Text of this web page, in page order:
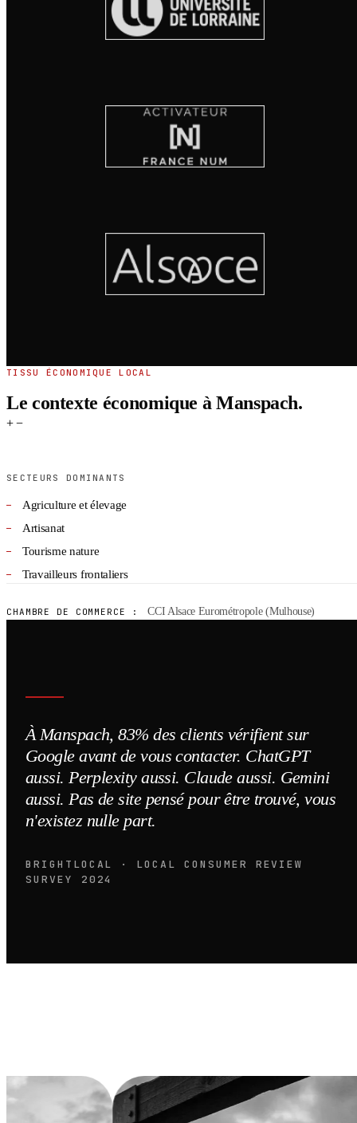
TISSU ÉCONOMIQUE LOCAL
Le contexte économique à Manspach.
+ −
SECTEURS DOMINANTS
Agriculture et élevage
Artisanat
Tourisme nature
Travailleurs frontaliers
CHAMBRE DE COMMERCE : CCI Alsace Eurométropole (Mulhouse)
À Manspach, 83% des clients vérifient sur
Google avant de vous contacter. ChatGPT
aussi. Perplexity aussi. Claude aussi. Gemini
aussi. Pas de site pensé pour être trouvé, vous
n'existez nulle part.
BRIGHTLOCAL · LOCAL CONSUMER REVIEW
SURVEY 2024